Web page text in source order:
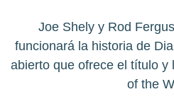
Joe Shely y Rod
funcionará la historia de
abierto que ofrece el título y
of the